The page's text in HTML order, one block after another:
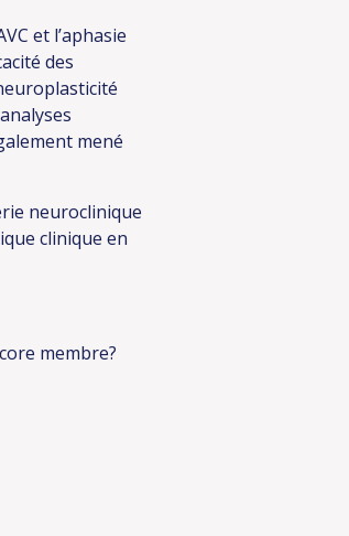
et l’aphasie
des
mené
neuroclinique
clinique en
membre?